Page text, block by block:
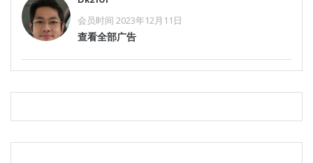
会员时间 2023年12月11日
查看全部广告